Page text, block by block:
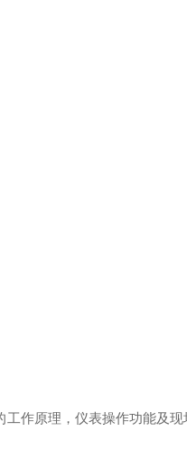
作原理，仪表操作功能及